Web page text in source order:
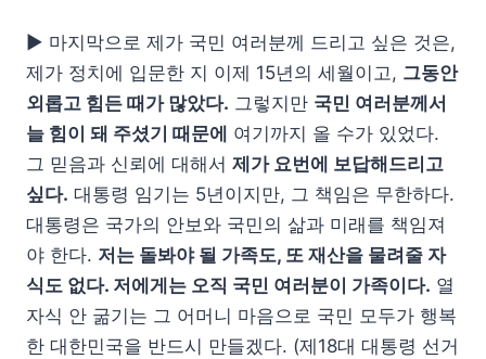
▶ 마지막으로 제가 국민 여러분께 드리고 싶은 것은,
제가 정치에 입문한 지 이제 15년의 세월이고, 그동안
외롭고 힘든 때가 많았다. 그렇지만 국민 여러분께서
늘 힘이 돼 주셨기 때문에 여기까지 올 수가 있었다.
그 믿음과 신뢰에 대해서 제가 요번에 보답해드리고
싶다. 대통령 임기는 5년이지만, 그 책임은 무한하다.
대통령은 국가의 안보와 국민의 삶과 미래를 책임져
야 한다. 저는 돌봐야 될 가족도, 또 재산을 물려줄 자
식도 없다. 저에게는 오직 국민 여러분이 가족이다. 열
자식 안 굶기는 그 어머니 마음으로 국민 모두가 행복
한 대한민국을 반드시 만들겠다. (제18대 대통령 선거